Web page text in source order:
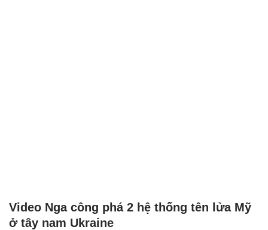
Video Nga công phá 2 hệ thống tên lửa Mỹ
ở tây nam Ukraine